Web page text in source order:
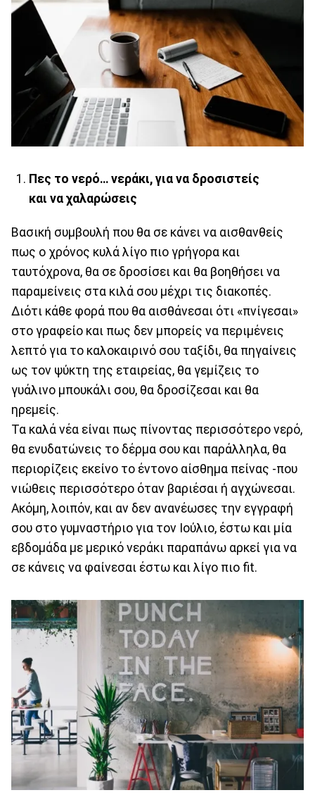
Πες το νερό… νεράκι, για να δροσιστείς
και να χαλαρώσεις
Βασική συμβουλή που θα σε κάνει να αισθανθείς
πως ο χρόνος κυλά λίγο πιο γρήγορα και
ταυτόχρονα, θα σε δροσίσει και θα βοηθήσει να
παραμείνεις στα κιλά σου μέχρι τις διακοπές.
Διότι κάθε φορά που θα αισθάνεσαι ότι «πνίγεσαι»
στο γραφείο και πως δεν μπορείς να περιμένεις
λεπτό για το καλοκαιρινό σου ταξίδι, θα πηγαίνεις
ως τον ψύκτη της εταιρείας, θα γεμίζεις το
γυάλινο μπουκάλι σου, θα δροσίζεσαι και θα
ηρεμείς.
Τα καλά νέα είναι πως πίνοντας περισσότερο νερό,
θα ενυδατώνεις το δέρμα σου και παράλληλα, θα
περιορίζεις εκείνο το έντονο αίσθημα πείνας -που
νιώθεις περισσότερο όταν βαριέσαι ή αγχώνεσαι.
Ακόμη, λοιπόν, και αν δεν ανανέωσες την εγγραφή
σου στο γυμναστήριο για τον Ιούλιο, έστω και μία
εβδομάδα με μερικό νεράκι παραπάνω αρκεί για να
σε κάνεις να φαίνεσαι έστω και λίγο πιο fit.